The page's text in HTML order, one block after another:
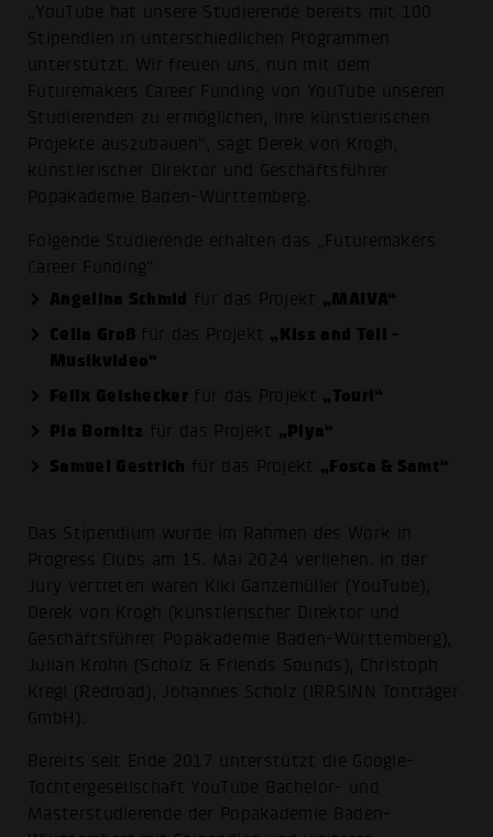
„YouTube hat unsere Studierende bereits mit 100
Stipendien in unterschiedlichen Programmen
unterstützt. Wir freuen uns, nun mit dem
Futuremakers Career Funding von YouTube unseren
Studierenden zu ermöglichen, ihre künstlerischen
Projekte auszubauen“, sagt Derek von Krogh,
künstlerischer Direktor und Geschäftsführer
Popakademie Baden-Württemberg.
Folgende Studierende erhalten das „Futuremakers
Career Funding“
Angelina Schmid für das Projekt „MAIVA“
Celia Groß für das Projekt „Kiss and Tell -
Musikvideo“
Felix Geishecker für das Projekt „Touri“
Pia Bornitz für das Projekt „Piya“
Samuel Gestrich für das Projekt „Fosca & Samt“
Das Stipendium wurde im Rahmen des Work in
Progress Clubs am 15. Mai 2024 verliehen. In der
Jury vertreten waren Kiki Ganzemüller (YouTube),
Derek von Krogh (künstlerischer Direktor und
Geschäftsführer Popakademie Baden-Württemberg),
Julian Krohn (Scholz & Friends Sounds), Christoph
Kregl (Redroad), Johannes Scholz (IRRSINN Tonträger
GmbH).
Bereits seit Ende 2017 unterstützt die Google-
Tochtergesellschaft YouTube Bachelor- und
Masterstudierende der Popakademie Baden-